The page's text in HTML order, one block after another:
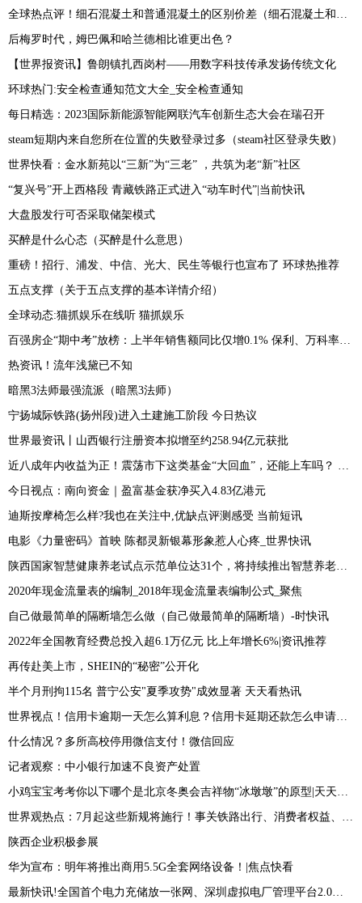
全球热点评！细石混凝土和普通混凝土的区别价差（细石混凝土和普通混凝土的区别有哪些）
后梅罗时代，姆巴佩和哈兰德相比谁更出色？
【世界报资讯】鲁朗镇扎西岗村——用数字科技传承发扬传统文化
环球热门:安全检查通知范文大全_安全检查通知
每日精选：2023国际新能源智能网联汽车创新生态大会在瑞召开
steam短期内来自您所在位置的失败登录过多（steam社区登录失败）
世界快看：金水新苑以“三新”为“三老” ，共筑为老“新”社区
“复兴号”开上西格段 青藏铁路正式进入“动车时代”|当前快讯
大盘股发行可否采取储架模式
买醉是什么心态（买醉是什么意思）
重磅！招行、浦发、中信、光大、民生等银行也宣布了 环球热推荐
五点支撑（关于五点支撑的基本详情介绍）
全球动态:猫抓娱乐在线听 猫抓娱乐
百强房企“期中考”放榜：上半年销售额同比仅增0.1% 保利、万科率先迈入2000亿阵营-热门看点
热资讯！流年浅黛已不知
暗黑3法师最强流派（暗黑3法师）
宁扬城际铁路(扬州段)进入土建施工阶段 今日热议
世界最资讯丨山西银行注册资本拟增至约258.94亿元获批
近八成年内收益为正！震荡市下这类基金“大回血”，还能上车吗？ 世界看点
今日视点：南向资金｜盈富基金获净买入4.83亿港元
迪斯按摩椅怎么样?我也在关注中,优缺点评测感受 当前短讯
电影《力量密码》首映 陈都灵新银幕形象惹人心疼_世界快讯
陕西国家智慧健康养老试点示范单位达31个，将持续推出智慧养老应用场景 焦点
2020年现金流量表的编制_2018年现金流量表编制公式_聚焦
自己做最简单的隔断墙怎么做（自己做最简单的隔断墙）-时快讯
2022年全国教育经费总投入超6.1万亿元 比上年增长6%|资讯推荐
再传赴美上市，SHEIN的“秘密”公开化
半个月刑拘115名 普宁公安"夏季攻势"成效显著 天天看热讯
世界视点！信用卡逾期一天怎么算利息？信用卡延期还款怎么申请？-天天热文
什么情况？多所高校停用微信支付！微信回应
记者观察：中小银行加速不良资产处置
小鸡宝宝考考你以下哪个是北京冬奥会吉祥物“冰墩墩”的原型|天天新资讯
世界观热点：7月起这些新规将施行！事关铁路出行、消费者权益、低保标准
陕西企业积极参展
华为宣布：明年将推出商用5.5G全套网络设备！|焦点快看
最新快讯!全国首个电力充储放一张网、深圳虚拟电厂管理平台2.0上线